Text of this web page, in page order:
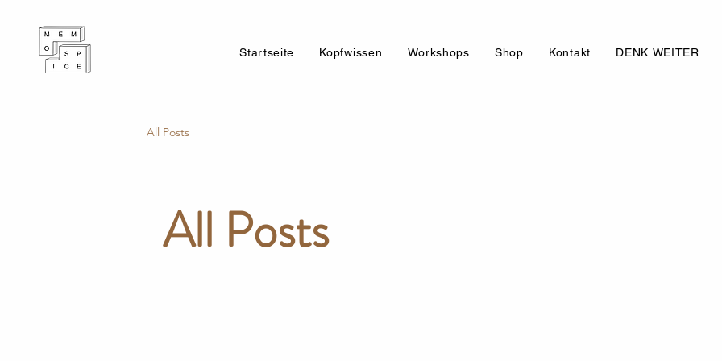
Startseite Kopfwissen Workshops Shop Kontakt DENK.WEITER
All Posts
All Posts